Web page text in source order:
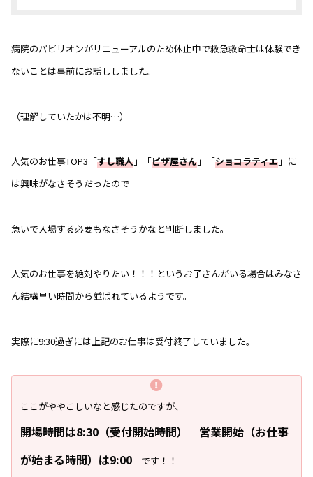
病院のパビリオンがリニューアルのため休止中で救急救命士は体験でき
ないことは事前にお話ししました。
（理解していたかは不明…）
人気のお仕事TOP3「すし職人 」「ピザ屋さん 」「ショコラティエ 」に
は興味がなさそうだったので
急いで入場する必要もなさそうかなと判断しました。
人気のお仕事を絶対やりたい！！！というお子さんがいる場合はみなさ
ん結構早い時間から並ばれているようです。
実際に9:30過ぎには上記のお仕事は受付終了していました。
ここがややこしいなと感じたのですが、
開場時間は8:30（受付開始時間） 営業開始（お仕事
が始まる時間）は9:00 です！！